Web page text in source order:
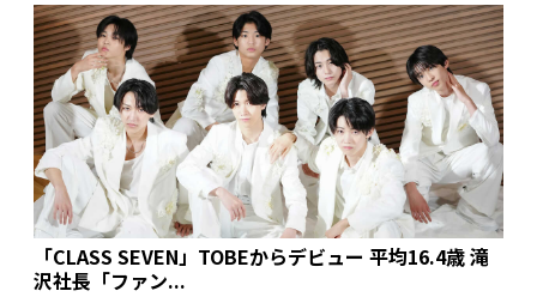
「CLASS SEVEN」TOBEからデビュー 平均16.4歳 滝
沢社長「ファン...